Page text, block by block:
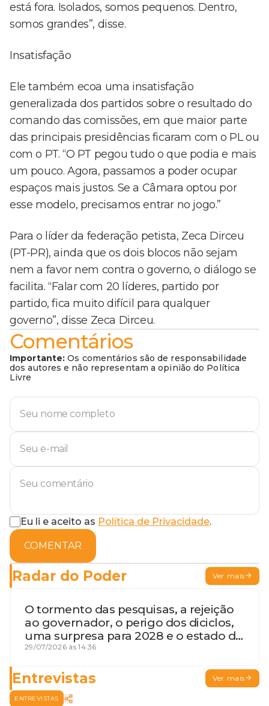
está fora. Isolados, somos pequenos. Dentro,
somos grandes”, disse.
Insatisfação
Ele também ecoa uma insatisfação
generalizada dos partidos sobre o resultado do
comando das comissões, em que maior parte
das principais presidências ficaram com o PL ou
com o PT. “O PT pegou tudo o que podia e mais
um pouco. Agora, passamos a poder ocupar
espaços mais justos. Se a Câmara optou por
esse modelo, precisamos entrar no jogo.”
Para o líder da federação petista, Zeca Dirceu
(PT-PR), ainda que os dois blocos não sejam
nem a favor nem contra o governo, o diálogo se
facilita. “Falar com 20 líderes, partido por
partido, fica muito difícil para qualquer
governo”, disse Zeca Dirceu.
Comentários
Importante: Os comentários são de responsabilidade
dos autores e não representam a opinião do Política
Livre
Eu li e aceito as Política de Privacidade.
COMENTAR
Radar do Poder Ver mais
O tormento das pesquisas, a rejeição
ao governador, o perigo dos diciclos,
uma surpresa para 2028 e o estado de
terceira guerra mundial
29/07/2026 às 14:36
Entrevistas Ver mais
ENTREVISTAS